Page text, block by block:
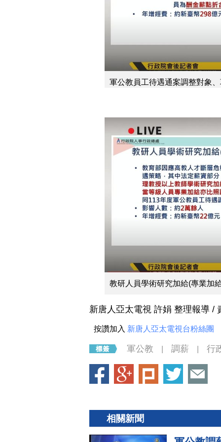
軍公教員工待遇通案調整對象
教研人員學術研究加給(專業加
教研人員學術研究加給(專業加
新唐人亞太電視 許娟 整理報導 /
按讚加入 新唐人亞太電視台粉絲團
軍公教 調薪 行
相關新聞